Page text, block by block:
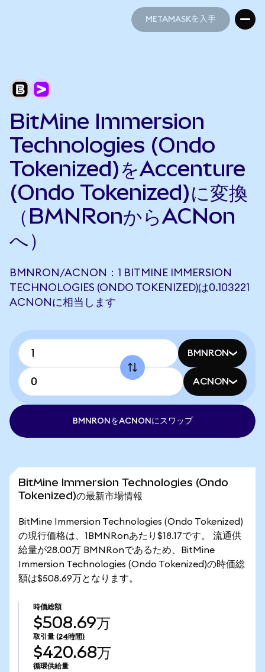
METAMASKを入手
BitMine Immersion
Technologies (Ondo
Tokenized)をAccenture
(Ondo Tokenized)に変換
（BMNRonからACNon
へ）
BMNRON/ACNON：1 BITMINE IMMERSION
TECHNOLOGIES (ONDO TOKENIZED)は0.103221
ACNONに相当します
BMNRON
ACNON
BMNRONをACNONにスワップ
BitMine Immersion Technologies (Ondo
Tokenized)の最新市場情報
BitMine Immersion Technologies (Ondo Tokenized)
の現行価格は、1BMNRonあたり$18.17です。 流通供
給量が28.00万 BMNRonであるため、BitMine
Immersion Technologies (Ondo Tokenized)の時価総
額は$508.69万となります。
時価総額
$508.69万
取引量 (24時間)
$420.68万
循環供給量